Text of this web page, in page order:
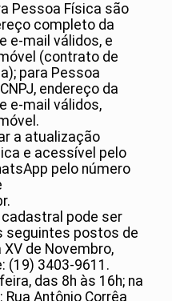
Pessoa Física são
completo da
e-mail válidos, e
(contrato de
para Pessoa
endereço da
e-mail válidos,
a atualização
e acessível pelo
pelo número
pode ser
seguintes postos de
de Novembro,
(19) 3403-9611.
das 8h às 16h; na
Antônio Corrêa